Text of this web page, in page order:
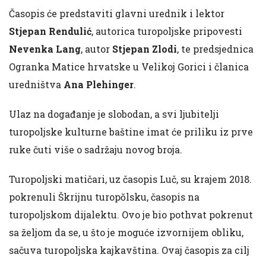
Časopis će predstaviti glavni urednik i lektor
Stjepan Rendulić, autorica turopoljske pripovesti
Nevenka Lang, autor Stjepan Zlodi, te predsjednica
Ogranka Matice hrvatske u Velikoj Gorici i članica
uredništva Ana Plehinger.
Ulaz na događanje je slobodan, a svi ljubitelji
turopoljske kulturne baštine imat će priliku iz prve
ruke čuti više o sadržaju novog broja.
Turopoljski matičari, uz časopis Luč, su krajem 2018.
pokrenuli Škrijnu turopŏlsku, časopis na
turopoljskom dijalektu. Ovo je bio pothvat pokrenut
sa željom da se, u što je moguće izvornijem obliku,
sačuva turopoljska kajkavština. Ovaj časopis za cilj